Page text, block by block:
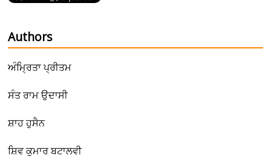
Authors
ਅੰਮ੍ਰਿਤਾ ਪ੍ਰੀਤਮ
ਸੰਤ ਰਾਮ ਉਦਾਸੀ
ਸ਼ਾਹ ਹੁਸੈਨ
ਸ਼ਿਵ ਕੁਮਾਰ ਬਟਾਲਵੀ